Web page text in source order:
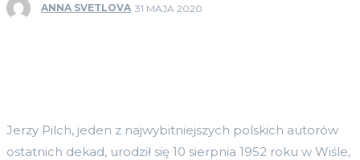
ANNA SVETLOVA 31 MAJA 2020
Jerzy Pilch, jeden z najwybitniejszych polskich autorów
ostatnich dekad, urodził się 10 sierpnia 1952 roku w Wiśle,